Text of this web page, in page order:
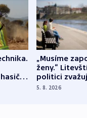
z
„Musíme
ženy.“
politici
dohodu o
5. 8. 2026